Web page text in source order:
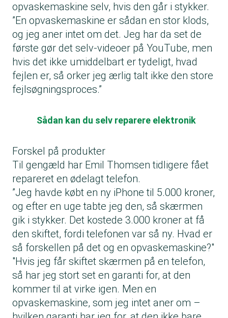
opvaskemaskine selv, hvis den går i stykker.
”En opvaskemaskine er sådan en stor klods,
og jeg aner intet om det. Jeg har da set de
første gør det selv-videoer på YouTube, men
hvis det ikke umiddelbart er tydeligt, hvad
fejlen er, så orker jeg ærlig talt ikke den store
fejlsøgningsproces.”
Sådan kan du selv reparere elektronik
Forskel på produkter
Til gengæld har Emil Thomsen tidligere fået
repareret en ødelagt telefon.
”Jeg havde købt en ny iPhone til 5.000 kroner,
og efter en uge tabte jeg den, så skærmen
gik i stykker. Det kostede 3.000 kroner at få
den skiftet, fordi telefonen var så ny. Hvad er
så forskellen på det og en opvaskemaskine?"
"Hvis jeg får skiftet skærmen på en telefon,
så har jeg stort set en garanti for, at den
kommer til at virke igen. Men en
opvaskemaskine, som jeg intet aner om –